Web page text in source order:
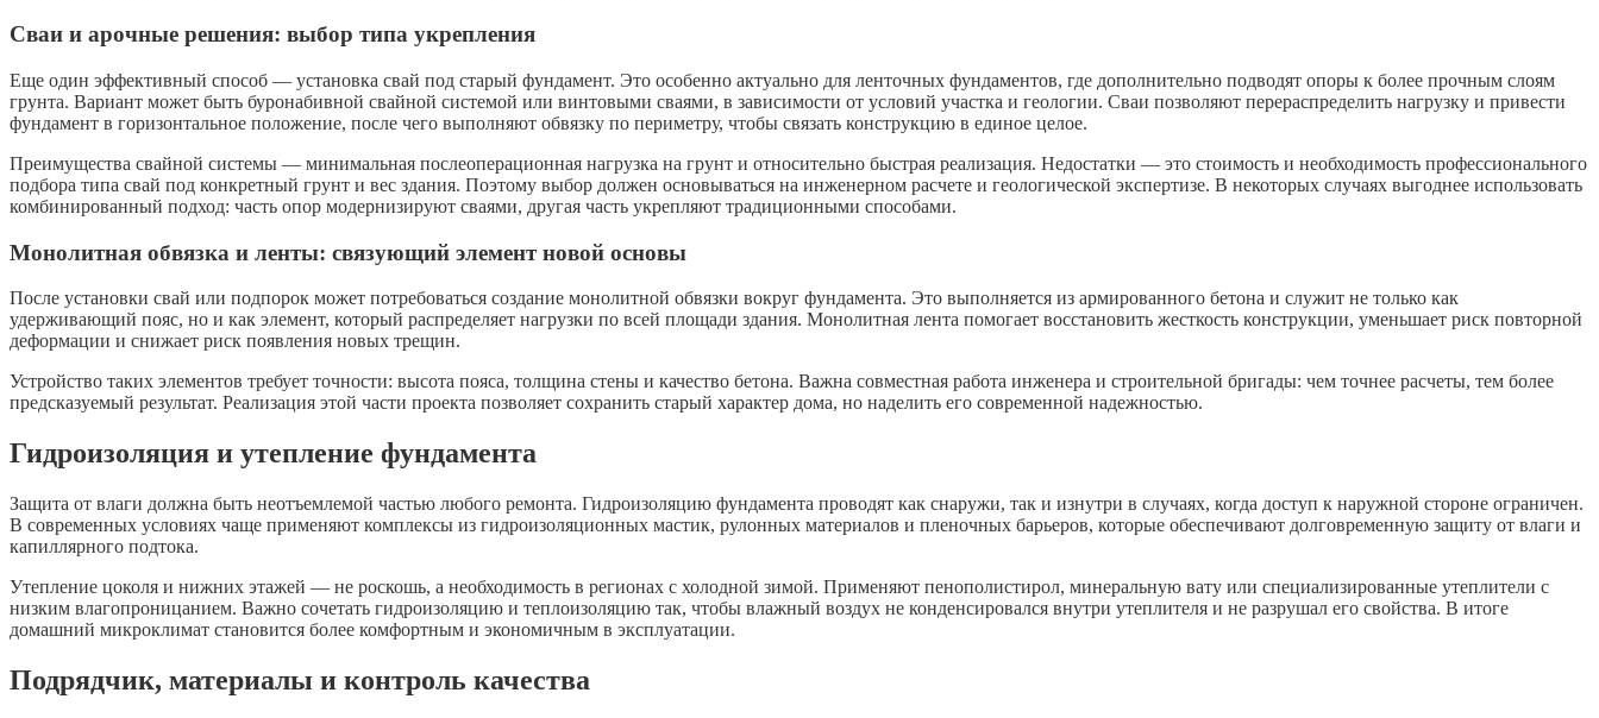
Сваи и арочные решения: выбор типа укрепления
Еще один эффективный способ — установка свай под старый фундамент. Это особенно актуально для ленточных фундаментов, где дополнительно подводят опоры к более прочным слоям
грунта. Вариант может быть буронабивной свайной системой или винтовыми сваями, в зависимости от условий участка и геологии. Сваи позволяют перераспределить нагрузку и привести
фундамент в горизонтальное положение, после чего выполняют обвязку по периметру, чтобы связать конструкцию в единое целое.
Преимущества свайной системы — минимальная послеоперационная нагрузка на грунт и относительно быстрая реализация. Недостатки — это стоимость и необходимость профессионального
подбора типа свай под конкретный грунт и вес здания. Поэтому выбор должен основываться на инженерном расчете и геологической экспертизе. В некоторых случаях выгоднее использовать
комбинированный подход: часть опор модернизируют сваями, другая часть укрепляют традиционными способами.
Монолитная обвязка и ленты: связующий элемент новой основы
После установки свай или подпорок может потребоваться создание монолитной обвязки вокруг фундамента. Это выполняется из армированного бетона и служит не только как
удерживающий пояс, но и как элемент, который распределяет нагрузки по всей площади здания. Монолитная лента помогает восстановить жесткость конструкции, уменьшает риск повторной
деформации и снижает риск появления новых трещин.
Устройство таких элементов требует точности: высота пояса, толщина стены и качество бетона. Важна совместная работа инженера и строительной бригады: чем точнее расчеты, тем более
предсказуемый результат. Реализация этой части проекта позволяет сохранить старый характер дома, но наделить его современной надежностью.
Гидроизоляция и утепление фундамента
Защита от влаги должна быть неотъемлемой частью любого ремонта. Гидроизоляцию фундамента проводят как снаружи, так и изнутри в случаях, когда доступ к наружной стороне ограничен.
В современных условиях чаще применяют комплексы из гидроизоляционных мастик, рулонных материалов и пленочных барьеров, которые обеспечивают долговременную защиту от влаги и
капиллярного подтока.
Утепление цоколя и нижних этажей — не роскошь, а необходимость в регионах с холодной зимой. Применяют пенополистирол, минеральную вату или специализированные утеплители с
низким влагопроницанием. Важно сочетать гидроизоляцию и теплоизоляцию так, чтобы влажный воздух не конденсировался внутри утеплителя и не разрушал его свойства. В итоге
домашний микроклимат становится более комфортным и экономичным в эксплуатации.
Подрядчик, материалы и контроль качества